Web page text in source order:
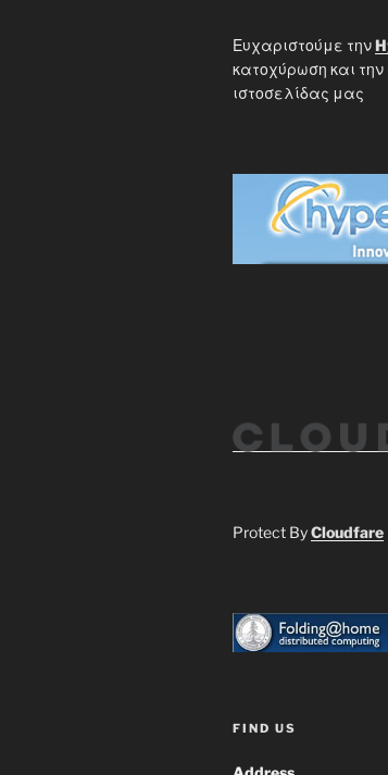
Ευχαριστούμε την
κατοχύρωση και την
ιστοσελίδας μας
Protect ByCloudfare
FIND US